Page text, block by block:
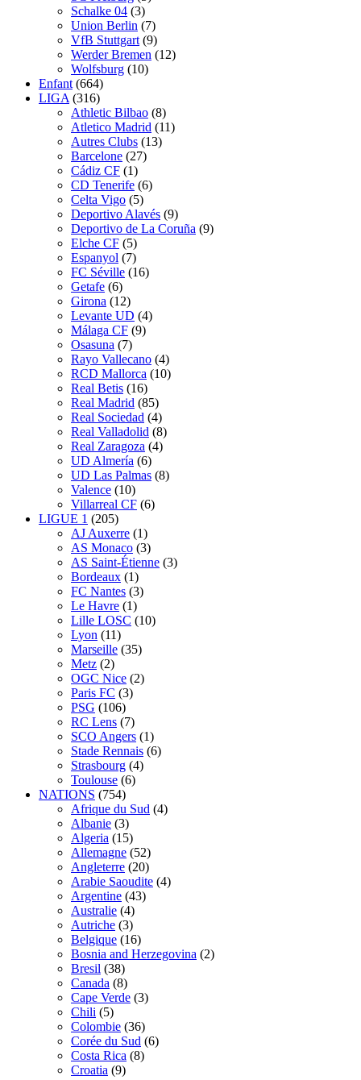
Schalke 04 (3)
Union Berlin (7)
VfB Stuttgart (9)
Werder Bremen (12)
Wolfsburg (10)
Enfant (664)
LIGA (316)
Athletic Bilbao (8)
Atletico Madrid (11)
Autres Clubs (13)
Barcelone (27)
Cádiz CF (1)
CD Tenerife (6)
Celta Vigo (5)
Deportivo Alavés (9)
Deportivo de La Coruña (9)
Elche CF (5)
Espanyol (7)
FC Séville (16)
Getafe (6)
Girona (12)
Levante UD (4)
Málaga CF (9)
Osasuna (7)
Rayo Vallecano (4)
RCD Mallorca (10)
Real Betis (16)
Real Madrid (85)
Real Sociedad (4)
Real Valladolid (8)
Real Zaragoza (4)
UD Almería (6)
UD Las Palmas (8)
Valence (10)
Villarreal CF (6)
LIGUE 1 (205)
AJ Auxerre (1)
AS Monaco (3)
AS Saint-Étienne (3)
Bordeaux (1)
FC Nantes (3)
Le Havre (1)
Lille LOSC (10)
Lyon (11)
Marseille (35)
Metz (2)
OGC Nice (2)
Paris FC (3)
PSG (106)
RC Lens (7)
SCO Angers (1)
Stade Rennais (6)
Strasbourg (4)
Toulouse (6)
NATIONS (754)
Afrique du Sud (4)
Albanie (3)
Algeria (15)
Allemagne (52)
Angleterre (20)
Arabie Saoudite (4)
Argentine (43)
Australie (4)
Autriche (3)
Belgique (16)
Bosnia and Herzegovina (2)
Bresil (38)
Canada (8)
Cape Verde (3)
Chili (5)
Colombie (36)
Corée du Sud (6)
Costa Rica (8)
Croatia (9)